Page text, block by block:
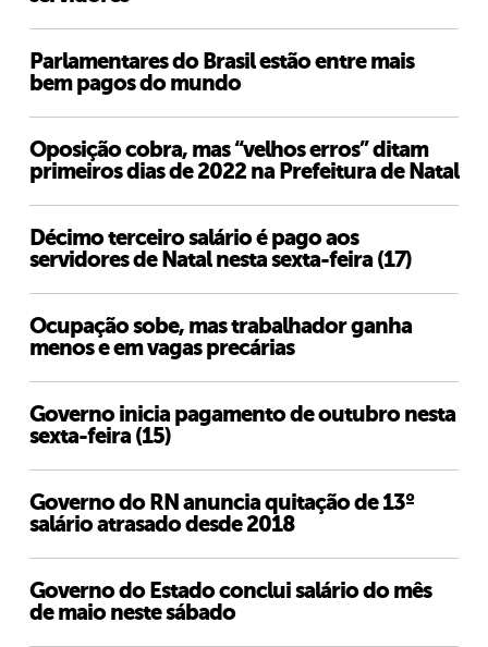
Parlamentares do Brasil estão entre mais
bem pagos do mundo
Oposição cobra, mas “velhos erros” ditam
primeiros dias de 2022 na Prefeitura de Natal
Décimo terceiro salário é pago aos
servidores de Natal nesta sexta-feira (17)
Ocupação sobe, mas trabalhador ganha
menos e em vagas precárias
Governo inicia pagamento de outubro nesta
sexta-feira (15)
Governo do RN anuncia quitação de 13º
salário atrasado desde 2018
Governo do Estado conclui salário do mês
de maio neste sábado